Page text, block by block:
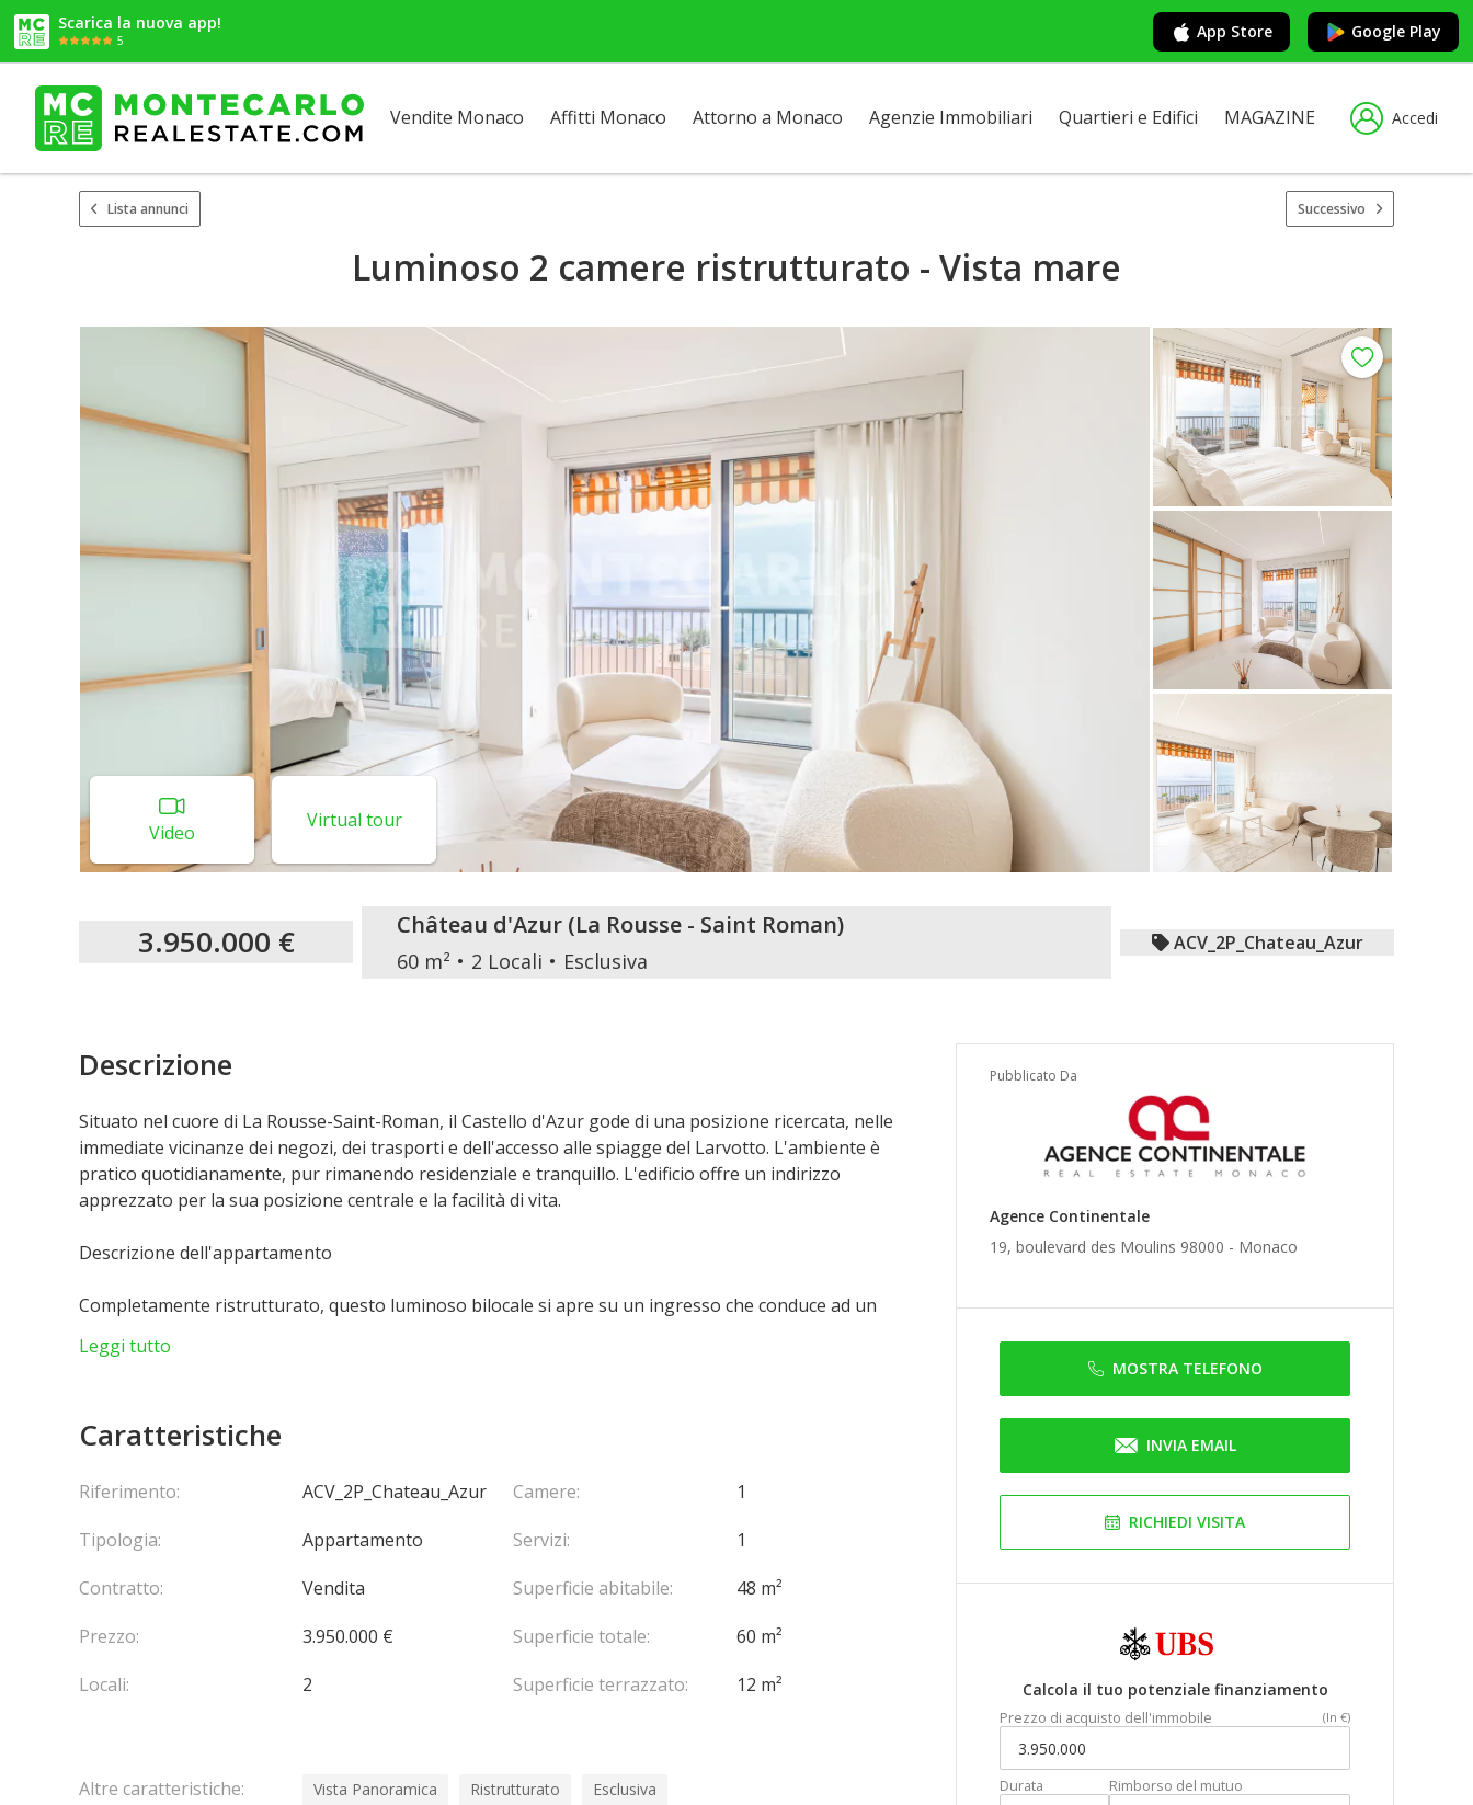
Scarica la nuova app!
5 App Store Google Play
Vendite Monaco Affitti Monaco Attorno a Monaco Agenzie Immobiliari Quartieri e Edifici MAGAZINE Accedi
Lista annunci Successivo
Luminoso 2 camere ristrutturato - Vista mare
Video
Virtual tour
3.950.000 € Château d'Azur (La Rousse - Saint Roman)
60 m² 2 Locali Esclusiva
ACV_2P_Chateau_Azur
Pubblicato Da
Agence Continentale
19, boulevard des Moulins 98000 - Monaco
MOSTRA TELEFONO
INVIA EMAIL
RICHIEDI VISITA
Calcola il tuo potenziale finanziamento
Prezzo di acquisto dell'immobile (In €)
Durata
Rimborso del mutuo
Descrizione
Situato nel cuore di La Rousse-Saint-Roman, il Castello d'Azur gode di una posizione ricercata, nelle
immediate vicinanze dei negozi, dei trasporti e dell'accesso alle spiagge del Larvotto. L'ambiente è
pratico quotidianamente, pur rimanendo residenziale e tranquillo. L'edificio offre un indirizzo
apprezzato per la sua posizione centrale e la facilità di vita.
Descrizione dell'appartamento
Completamente ristrutturato, questo luminoso bilocale si apre su un ingresso che conduce ad un
accompagna soggiorni luminosi e funzionali. La camera da letto ha un facile accesso al ripostiglio,
Una proprietà piacevole da vivere, ideale sia come residenza principale che come pied-à-terre.
Leggi tutto
Caratteristiche
Riferimento:
ACV_2P_Chateau_Azur
Tipologia:
Appartamento
Contratto:
Vendita
Prezzo:
3.950.000 €
Locali:
2
Camere:
1
Servizi:
1
Superficie abitabile:
48 m²
Superficie totale:
60 m²
Superficie terrazzato:
12 m²
Altre caratteristiche: Vista Panoramica Ristrutturato Esclusiva